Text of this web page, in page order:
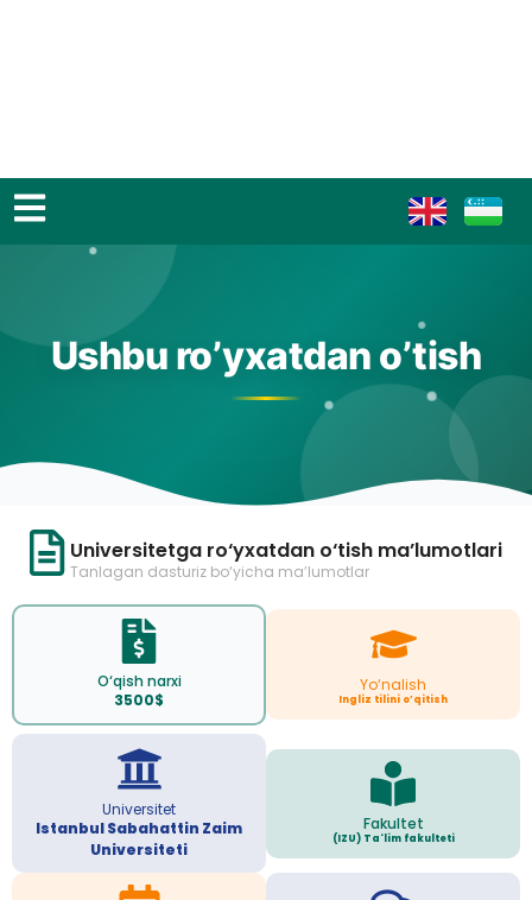
Ushbu ro’yxatdan o’tish
Universitetga ro‘yxatdan o‘tish ma’lumotlari
Tanlagan dasturiz bo‘yicha ma’lumotlar
O‘qish narxi
3500$
Yo‘nalish
Ingliz tilini o’qitish
Universitet
Istanbul Sabahattin Zaim
Universiteti
Fakultet
(IZU) Ta'lim fakulteti